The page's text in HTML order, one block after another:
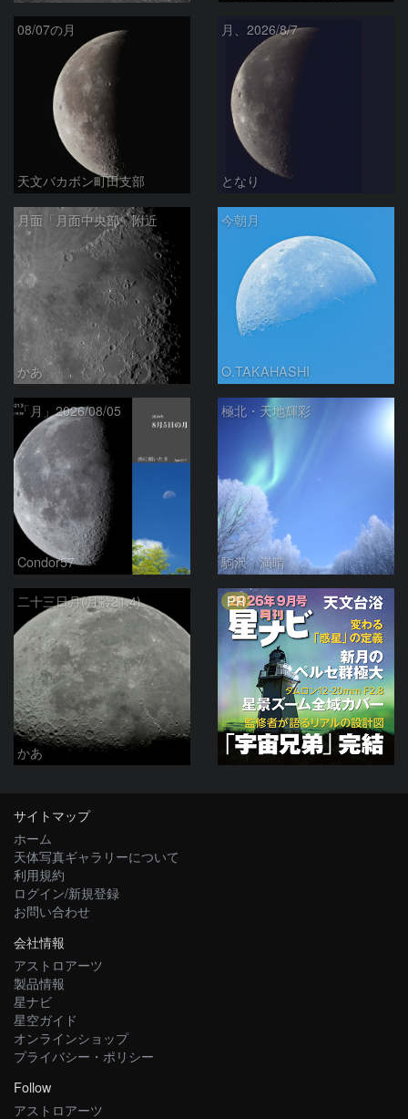
08/07の月
天文バカボン町田支部
月、2026/8/7
となり
月面「月面中央部」附近
かあ
今朝月
O.TAKAHASHI
「月」2026/08/05
Condor57
極北・天地輝彩
駒沢 満晴
二十三日月(月齢21.4)
かあ
PR
サイトマップ
ホーム
天体写真ギャラリーについて
利用規約
ログイン/新規登録
お問い合わせ
会社情報
アストロアーツ
製品情報
星ナビ
星空ガイド
オンラインショップ
プライバシー・ポリシー
Follow
アストロアーツ